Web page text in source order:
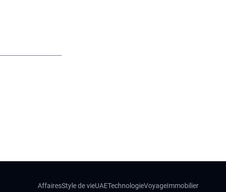
AffairesStyle de vieUAETechnologieVoyageImmobilier